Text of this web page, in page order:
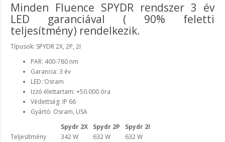
Minden Fluence SPYDR rendszer 3 év
LED garanciával ( 90% feletti
teljesítmény) rendelkezik.
Típusok: SPYDR 2X, 2P, 2I
PAR: 400-780 nm
Garancia: 3 év
LED: Osram
Izzó élettartam: +50.000 óra
Védettség: IP 66
Gyártó: Osram, USA
Spydr 2X
Spydr 2P
Spydr 2I
Teljesítmény
342 W 632 W
632 W